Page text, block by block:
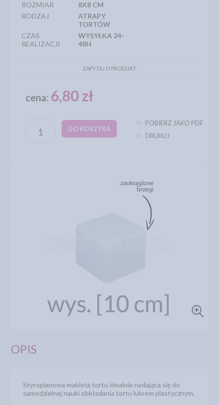
ROZMIAR
8X8 CM
RODZAJ
ATRAPY
TORTÓW
CZAS
REALIZACJI
WYSYŁKA 24-
48H
ZAPYTAJ O PRODUKT
cena: 6,80 zł
DO KOSZYKA
POBIERZ JAKO PDF
DRUKUJ
OPIS
Styropianowa makieta tortu idealnie nadająca się do
samodzielnej nauki obkładania tortu lukrem plastycznym.